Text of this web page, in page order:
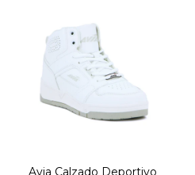
Avia Calzado Deportivo